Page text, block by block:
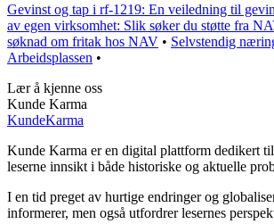
Gevinst og tap i rf-1219: En veiledning til
av egen virksomhet: Slik søker du støtte fra
søknad om fritak hos NAV • Selvstendig
Arbeidsplassen •
Lær å kjenne oss
Kunde Karma
KundeKarma
Kunde Karma er en digital plattform dedikert
leserne innsikt i både historiske og aktuelle
I en tid preget av hurtige endringer og
informerer, men også utfordrer lesernes